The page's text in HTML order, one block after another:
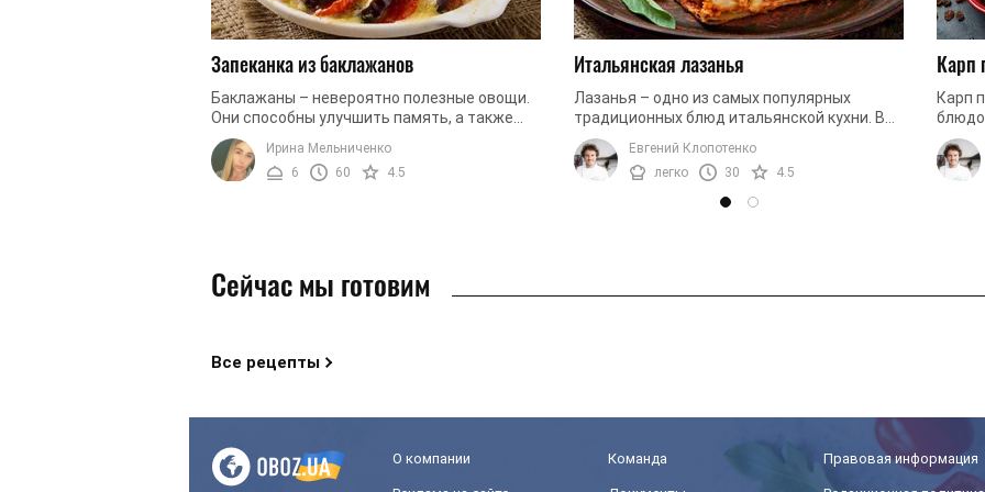
Запеканка из баклажанов
Баклажаны – невероятно полезные овощи.
Они способны улучшить память, а также
служат прекрасным антиоксидантом.
Кроме того, употребление баклажанов ...
Ирина Мельниченко
6
60 4.5
Итальянская лазанья
Лазанья – одно из самых популярных
традиционных блюд итальянской кухни. В
ее основе сочный мясной фарш, много сыра
и нежное слоеное тесто. Идеальный ...
Евгений Клопотенко
легко
30 4.5
Карп
Карп
блюдо
Она
Сейчас мы готовим
Все рецепты
О компании Команда Правовая информация